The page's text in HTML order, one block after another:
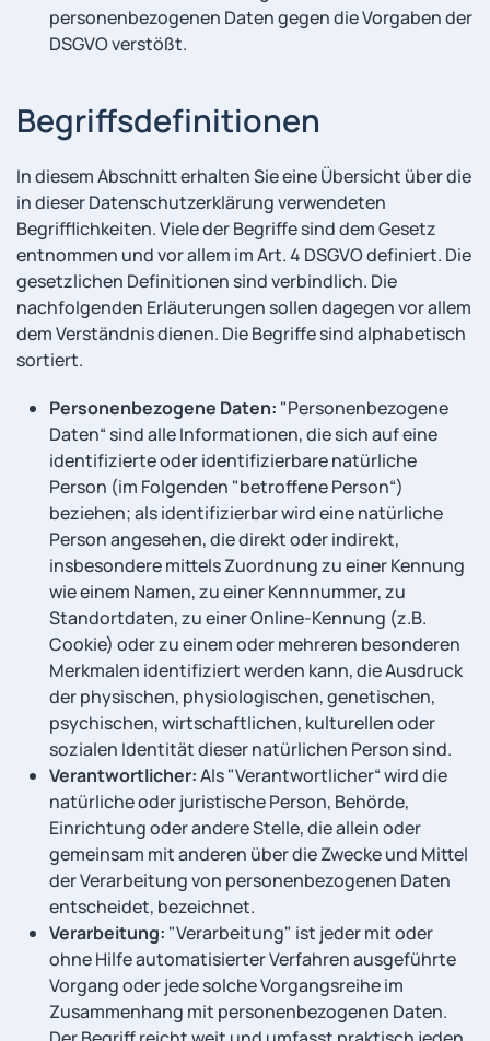
personenbezogenen Daten gegen die Vorgaben der
DSGVO verstößt.
Begriffsdefinitionen
In diesem Abschnitt erhalten Sie eine Übersicht über die
in dieser Datenschutzerklärung verwendeten
Begrifflichkeiten. Viele der Begriffe sind dem Gesetz
entnommen und vor allem im Art. 4 DSGVO definiert. Die
gesetzlichen Definitionen sind verbindlich. Die
nachfolgenden Erläuterungen sollen dagegen vor allem
dem Verständnis dienen. Die Begriffe sind alphabetisch
sortiert.
Personenbezogene Daten: "Personenbezogene
Daten“ sind alle Informationen, die sich auf eine
identifizierte oder identifizierbare natürliche
Person (im Folgenden "betroffene Person“)
beziehen; als identifizierbar wird eine natürliche
Person angesehen, die direkt oder indirekt,
insbesondere mittels Zuordnung zu einer Kennung
wie einem Namen, zu einer Kennnummer, zu
Standortdaten, zu einer Online-Kennung (z.B.
Cookie) oder zu einem oder mehreren besonderen
Merkmalen identifiziert werden kann, die Ausdruck
der physischen, physiologischen, genetischen,
psychischen, wirtschaftlichen, kulturellen oder
sozialen Identität dieser natürlichen Person sind.
Verantwortlicher:Als "Verantwortlicher“ wird die
natürliche oder juristische Person, Behörde,
Einrichtung oder andere Stelle, die allein oder
gemeinsam mit anderen über die Zwecke und Mittel
der Verarbeitung von personenbezogenen Daten
entscheidet, bezeichnet.
Verarbeitung: "Verarbeitung" ist jeder mit oder
ohne Hilfe automatisierter Verfahren ausgeführte
Vorgang oder jede solche Vorgangsreihe im
Zusammenhang mit personenbezogenen Daten.